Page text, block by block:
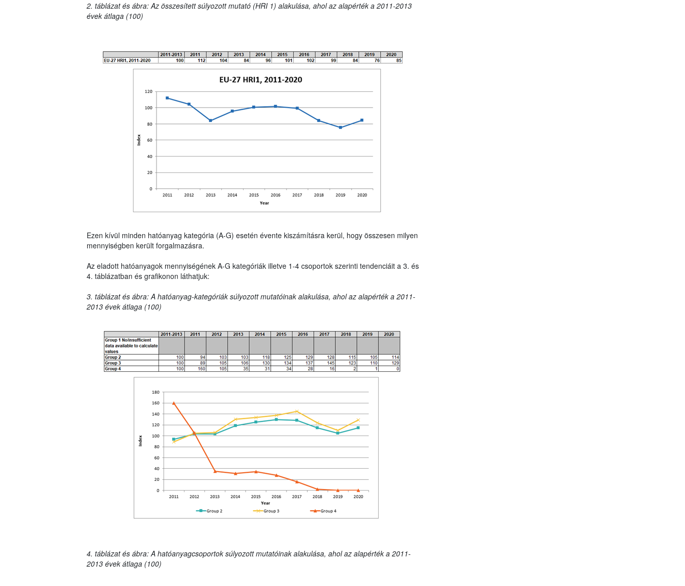
2. táblázat és ábra: Az összesített súlyozott mutató (HRI 1) alakulása, ahol az alapérték a 2011-2013
évek átlaga (100)
Ezen kívül minden hatóanyag kategória (A-G) esetén évente kiszámításra kerül, hogy összesen milyen
mennyiségben került forgalmazásra.
Az eladott hatóanyagok mennyiségének A-G kategóriák illetve 1-4 csoportok szerinti tendenciáit a 3. és
4. táblázatban és grafikonon láthatjuk:
3. táblázat és ábra: A hatóanyag-kategóriák súlyozott mutatóinak alakulása, ahol az alapérték a 2011-
2013 évek átlaga (100)
4. táblázat és ábra: A hatóanyagcsoportok súlyozott mutatóinak alakulása, ahol az alapérték a 2011-
2013 évek átlaga (100)